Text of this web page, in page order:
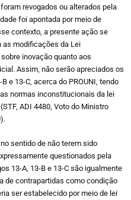
revogados ou alterados pela
foi apontada por meio de
contexto, a presente ação se
as modificações da Lei
inovação quanto aos
Assim, não serão apreciados os
e 13-C, acerca do PROUNI, tendo
normas inconstitucionais da lei
ADI 4480, Voto do Ministro
sentido de não terem sido
questionados pela
13-A, 13-B e 13-C são igualmente
de contrapartidas como condição
ser estabelecido por meio de lei